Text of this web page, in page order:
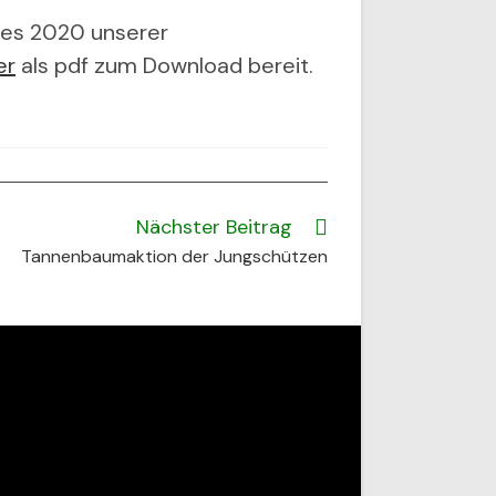
2020 unserer
als pdf zum Download bereit.
Nächster Beitrag
Tannenbaumaktion der Jungschützen